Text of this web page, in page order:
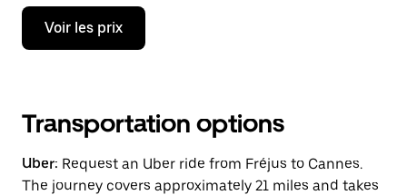
Appuyez
la
bas
pour
le
calendrier
Voir les prix
Transportation options
Uber: Request an Uber ride from Fréjus to Cannes.
The journey covers approximately 21 miles and takes